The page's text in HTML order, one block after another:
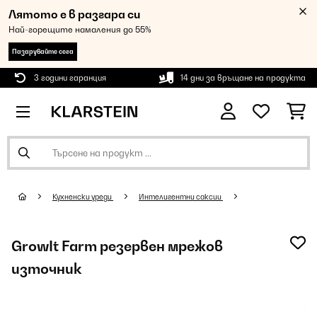
Лятото е в разгара си
Най-горещите намаления до 55%
Пазарувайте сега
3 години гаранция 14 дни за връщане на продукта
Кухненски уреди Интелигентни саксии
GrowIt Farm резервен мрежов
източник